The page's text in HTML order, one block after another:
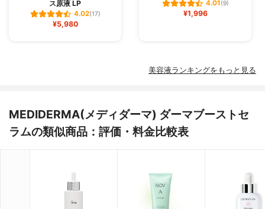
ス原液 LP
4.02(17)
¥5,980
4.01(9)
¥1,996
美容液ランキングをもっと見る
MEDIDERMA(メディダーマ) ダーマブーストセ
ラムの類似商品：評価・料金比較表